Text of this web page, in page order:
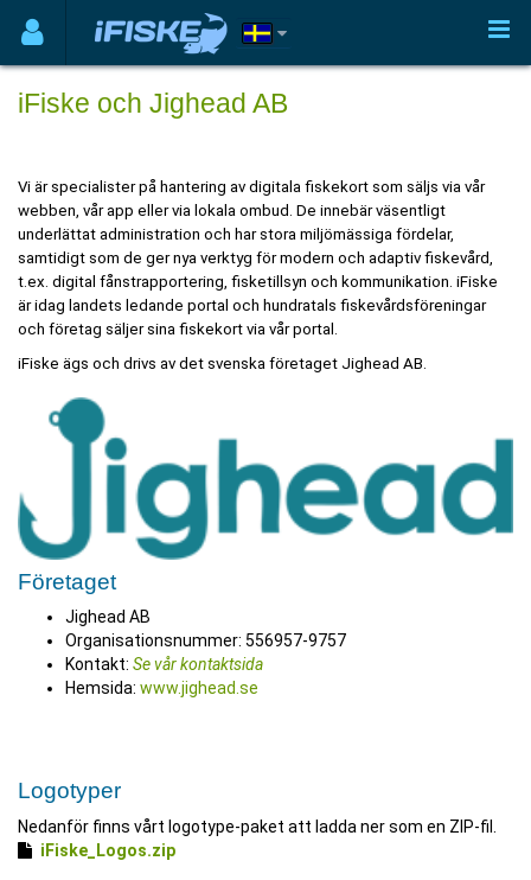
iFiske och Jighead AB
Vi är specialister på hantering av digitala fiskekort som säljs via vår
webben, vår app eller via lokala ombud. De innebär väsentligt
underlättat administration och har stora miljömässiga fördelar,
samtidigt som de ger nya verktyg för modern och adaptiv fiskevård,
t.ex. digital fånstrapportering, fisketillsyn och kommunikation. iFiske
är idag landets ledande portal och hundratals fiskevårdsföreningar
och företag säljer sina fiskekort via vår portal.
iFiske ägs och drivs av det svenska företaget Jighead AB.
Företaget
Jighead AB
Organisationsnummer: 556957-9757
Kontakt: Se vår kontaktsida
Hemsida: www.jighead.se
Logotyper
Nedanför finns vårt logotype-paket att ladda ner som en ZIP-fil.
iFiske_Logos.zip